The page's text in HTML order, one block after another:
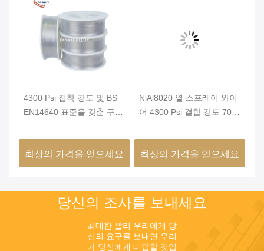
4300 Psi 접착 강도 및 BS
EN14640 표준을 갖춘 구리
이어
최상의 가격을 얻으세요
NiAl8020 열 스프레이 와이
어 4300 Psi 결합 강도 70%
면 마무리
최상의 가격을 얻으세요
당신의 조사를 보내세요
최대한 빨리 우리에게 당
신의 요구를 보내면 우리
가 당신에게 대답할 것입